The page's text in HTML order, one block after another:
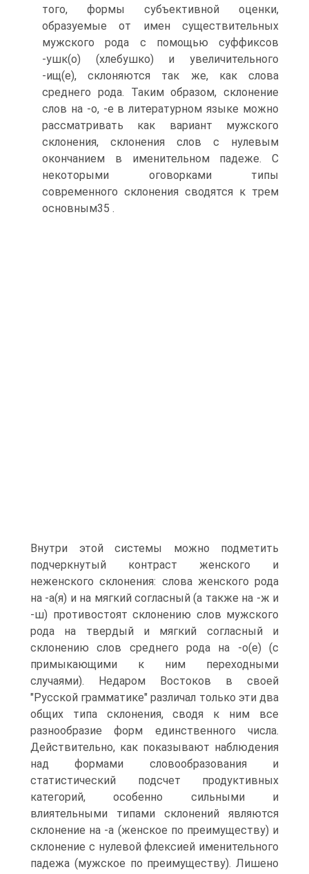
того, формы субъективной оценки,
образуемые от имен существительных
мужского рода с помощью суффиксов
-ушк(о) (хлебушко) и увеличительного
-ищ(е), склоняются так же, как слова
среднего рода. Таким образом, склонение
слов на -о, -е в литературном языке можно
рассматривать как вариант мужского
склонения, склонения слов с нулевым
окончанием в именительном падеже. С
некоторыми оговорками типы
современного склонения сводятся к трем
основным35 .
Внутри этой системы можно подметить
подчеркнутый контраст женского и
неженского склонения: слова женского рода
на -а(я) и на мягкий согласный (а также на -ж и
-ш) противостоят склонению слов мужского
рода на твердый и мягкий согласный и
склонению слов среднего рода на -о(е) (с
примыкающими к ним переходными
случаями). Недаром Востоков в своей
"Русской грамматике" различал только эти два
общих типа склонения, сводя к ним все
разнообразие форм единственного числа.
Действительно, как показывают наблюдения
над формами словообразования и
статистический подсчет продуктивных
категорий, особенно сильными и
влиятельными типами склонений являются
склонение на -а (женское по преимуществу) и
склонение с нулевой флексией именительного
падежа (мужское по преимуществу). Лишено